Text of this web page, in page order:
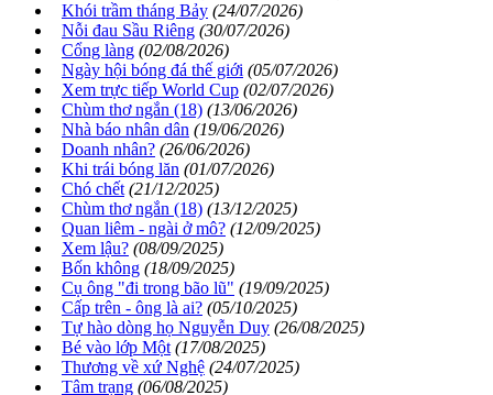
Khói trầm tháng Bảy (24/07/2026)
Nỗi đau Sầu Riêng (30/07/2026)
Cổng làng (02/08/2026)
Ngày hội bóng đá thế giới (05/07/2026)
Xem trực tiếp World Cup (02/07/2026)
Chùm thơ ngắn (18) (13/06/2026)
Nhà báo nhân dân (19/06/2026)
Doanh nhân? (26/06/2026)
Khi trái bóng lăn (01/07/2026)
Chó chết (21/12/2025)
Chùm thơ ngắn (18) (13/12/2025)
Quan liêm - ngài ở mô? (12/09/2025)
Xem lậu? (08/09/2025)
Bốn không (18/09/2025)
Cụ ông "đi trong bão lũ" (19/09/2025)
Cấp trên - ông là ai? (05/10/2025)
Tự hào dòng họ Nguyễn Duy (26/08/2025)
Bé vào lớp Một (17/08/2025)
Thương về xứ Nghệ (24/07/2025)
Tâm trạng (06/08/2025)